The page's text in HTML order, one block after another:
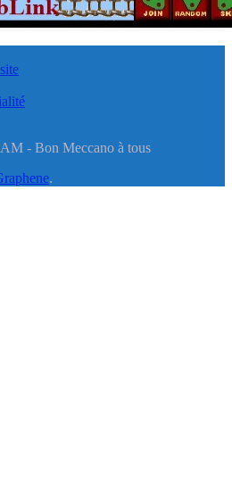
- Bon Meccano à tous
.